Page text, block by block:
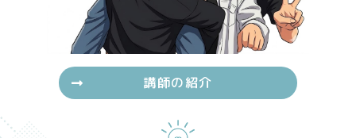
講師の紹介